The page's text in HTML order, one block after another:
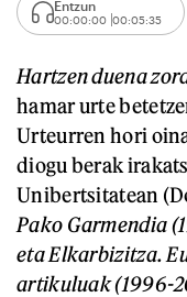
Entzun
00:00:00 00:05:35
Hartzen duena
hamar urte
Urteurren hori
diogu berak
Unibertsitatean
Pako Garmendia
eta Elkarbizitza.
artikuluak (1996-